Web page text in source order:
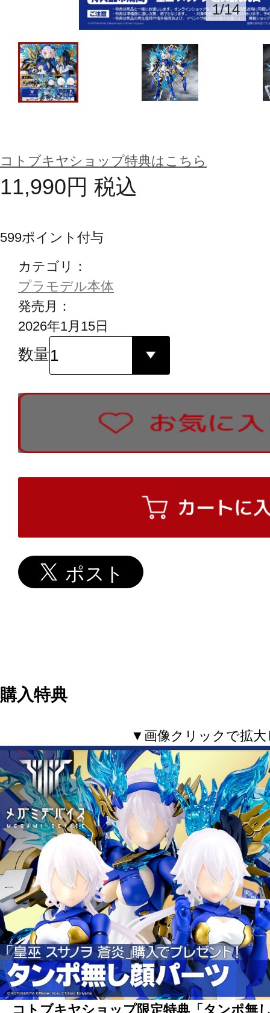
1/14
コトブキヤショップ特典はこちら
11,990円 税込
599ポイント付与
カテゴリ：
プラモデル本体
発売月：
2026年1月15日
数量
購入特典
▼画像クリックで拡
コトブキヤショップ限定特典「タンポ無